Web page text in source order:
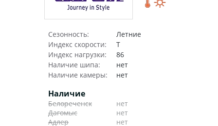
Сезонность:
Летние
Индекс скорости:
T
Индекс нагрузки:
86
Наличие шипа:
нет
Наличие камеры:
нет
Наличие
Белореченск
нет
Дагомыс
нет
Адлер
нет